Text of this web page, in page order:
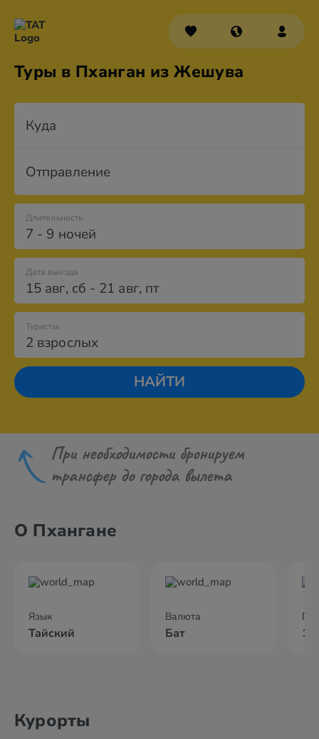
Туры в Пханган из Жешува
Куда
Отправление
7 - 9 ночей
Длительность
Дата выезда
15 авг, сб - 21 авг, пт
2 взрослых
Туристы
НАЙТИ
При необходимости бронируем
трансфер до города вылета
О Пхангане
Язык
Тайский
Валюта
Бат
Курорты